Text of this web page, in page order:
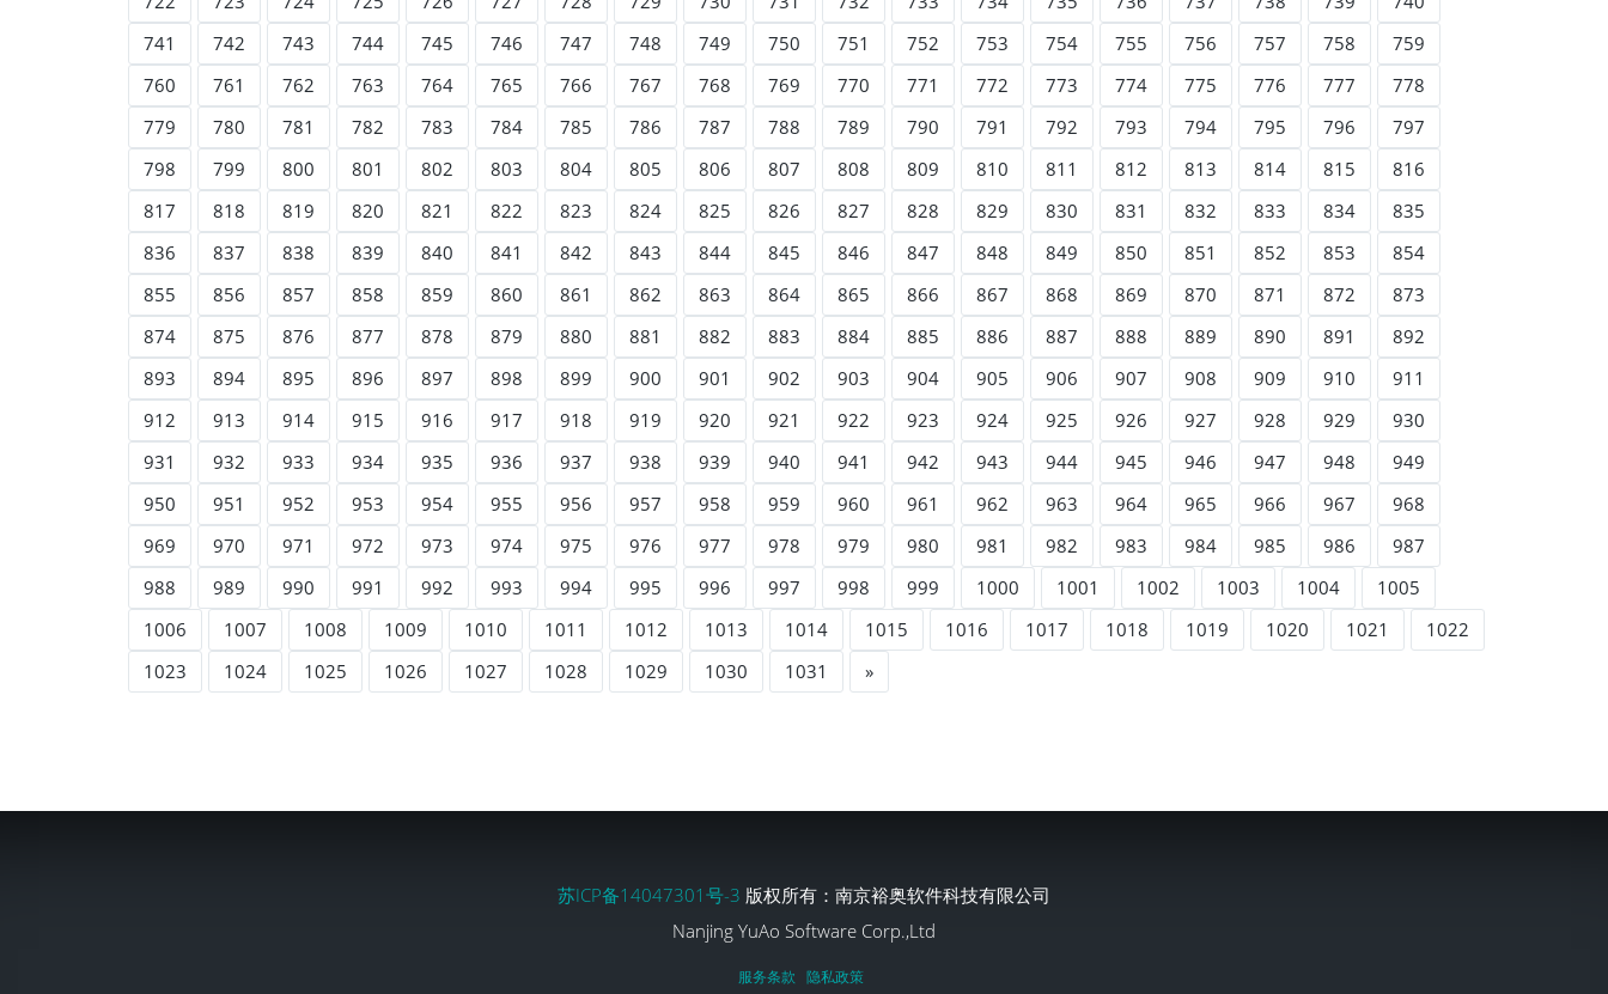
741
742 743 744 745 746 747 748 749 750 751 752 753 754 755 756 757 758
759
760
761 762 763 764 765 766 767 768 769 770 771 772 773 774 775 776 777
778
779
780 781 782 783 784 785 786 787 788 789 790 791 792 793 794 795 796
797
798
799 800 801 802 803 804 805 806 807 808 809 810 811 812 813 814 815
816
817
818 819 820 821 822 823 824 825 826 827 828 829 830 831 832 833 834
835
836
837 838 839 840 841 842 843 844 845 846 847 848 849 850 851 852 853
854
855
856 857 858 859 860 861 862 863 864 865 866 867 868 869 870 871 872
873
874
875 876 877 878 879 880 881 882 883 884 885 886 887 888 889 890 891
892
893
894 895 896 897 898 899 900 901 902 903 904 905 906 907 908 909 910
911
912
913 914 915 916 917 918 919 920 921 922 923 924 925 926 927 928 929
930
931
932 933 934 935 936 937 938 939 940 941 942 943 944 945 946 947 948
949
950
951 952 953 954 955 956 957 958 959 960 961 962 963 964 965 966 967
968
969
970 971 972 973 974 975 976 977 978 979 980 981 982 983 984 985 986
987
988
989 990 991 992 993 994 995 996 997 998 999 1000 1001 1002 1003 1004
1005
1006
1007 1008 1009 1010 1011 1012 1013 1014 1015 1016 1017 1018 1019 1020 1021
1022
1023
1024 1025 1026 1027 1028 1029 1030 1031 »
苏ICP备14047301号-3 版权所有：南京裕奥软件科技有限公司
Nanjing YuAo Software Corp.,Ltd
服务条款 隐私政策